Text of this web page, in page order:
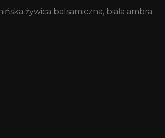
żywica balsamiczna, biała ambra